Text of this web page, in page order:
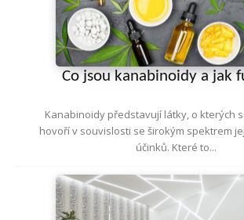
Co jsou kanabinoidy a jak
Kanabinoidy představují látky, o kterých
hovoří v souvislosti se širokým spektrem
účinků. Které to...